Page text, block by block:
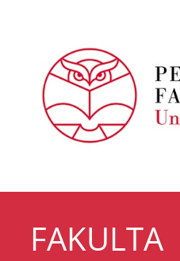
FAKULTA